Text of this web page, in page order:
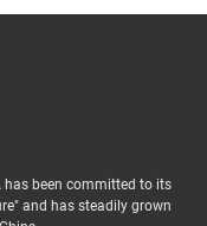
has been committed to its
and has steadily grown